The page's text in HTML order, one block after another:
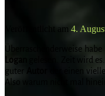
Veröffentlicht am 4.
Überraschenderweise
Logan
gelesen. Zeit wird
guter
der einen
Also warum nicht mal